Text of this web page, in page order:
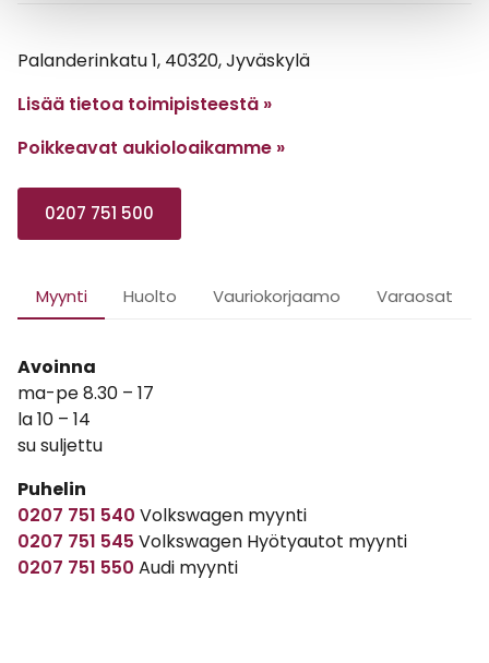
Palanderinkatu 1, 40320, Jyväskylä
Lisää tietoa toimipisteestä »
Poikkeavat aukioloaikamme »
0207 751 500
Myynti Huolto Vauriokorjaamo Varaosat
Avoinna
ma-pe 8.30 – 17
la 10 – 14
su suljettu
Puhelin
0207 751 540 Volkswagen myynti
0207 751 545 Volkswagen Hyötyautot myynti
0207 751 550 Audi myynti